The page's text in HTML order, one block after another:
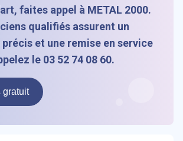
faites appel à METAL 2000.
qualifiés assurent un
et une remise en service
le 03 52 74 08 60.
gratuit